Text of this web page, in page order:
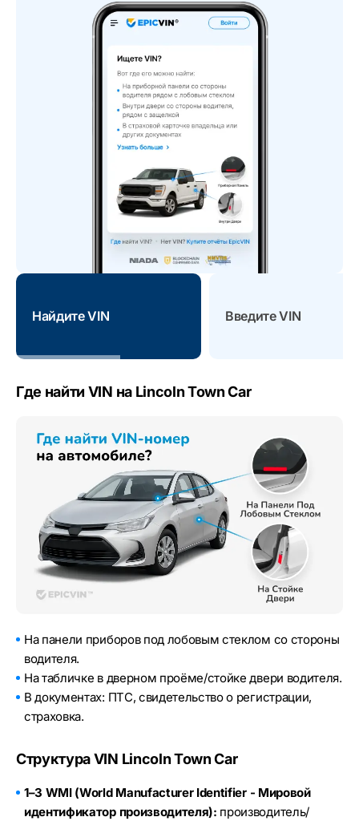
Найдите VIN Введите VIN
Где найти VIN на Lincoln Town Car
На панели приборов под лобовым стеклом со стороны
водителя.
На табличке в дверном проёме/стойке двери водителя.
В документах: ПТС, свидетельство о регистрации,
страховка.
Структура VIN Lincoln Town Car
1–3 WMI (World Manufacturer Identifier - Мировой
идентификатор производителя): производитель/